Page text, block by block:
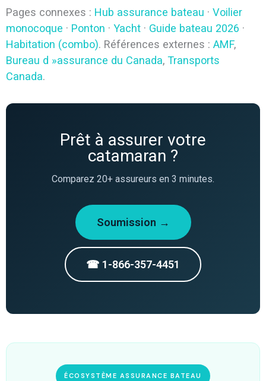
Pages connexes : Hub assurance bateau · Voilier
monocoque · Ponton · Yacht· Guide bateau 2026 ·
Habitation (combo). Références externes : AMF,
Bureau d »assurance du Canada, Transports
Canada.
Prêt à assurer votre
catamaran ?
Comparez 20+ assureurs en 3 minutes.
Soumission →
☎ 1-866-357-4451
ÉCOSYSTÈME ASSURANCE BATEAU